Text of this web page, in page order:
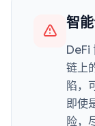
智
DeFi
链上
陷，
即使
险，